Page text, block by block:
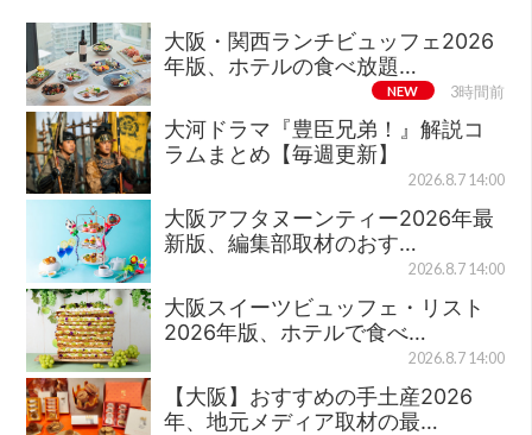
大阪・関西ランチビュッフェ2026
年版、ホテルの食べ放題…
NEW 3時間前
大河ドラマ『豊臣兄弟！』解説コ
ラムまとめ【毎週更新】
2026.8.7 14:00
大阪アフタヌーンティー2026年最
新版、編集部取材のおす…
2026.8.7 14:00
大阪スイーツビュッフェ・リスト
2026年版、ホテルで食べ…
2026.8.7 14:00
【大阪】おすすめの手土産2026
年、地元メディア取材の最…